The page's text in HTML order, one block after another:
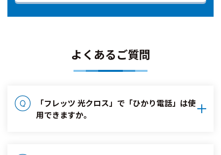
よくあるご質問
「フレッツ 光クロス」で「ひかり電話」は使
用できますか。